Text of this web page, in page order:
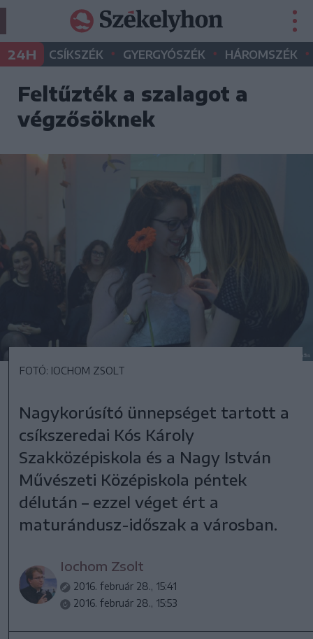
24H CSÍKSZÉK • GYERGYÓSZÉK • HÁROMSZÉK •
Feltűzték a szalagot a
végzősöknek
FOTÓ: IOCHOM ZSOLT
Nagykorúsító ünnepséget tartott a
csíkszeredai Kós Károly
Szakközépiskola és a Nagy István
Művészeti Középiskola péntek
délután – ezzel véget ért a
maturándusz-időszak a városban.
Iochom Zsolt
2016. február 28., 15:41
2016. február 28., 15:53